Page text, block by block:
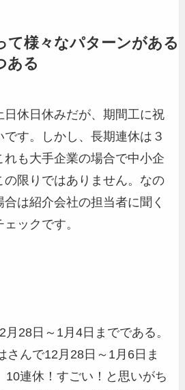
て様々なパターンがある
ある
日休日休みだが、期間工に祝
です。しかし、長期連休は３
も大手企業の場合で中小企
の限りではありません。なの
は紹介会社の担当者に聞く
ックです。
28日～1月4日までである。
さんで12月28日～1月6日ま
10連休！すごい！と思いがち